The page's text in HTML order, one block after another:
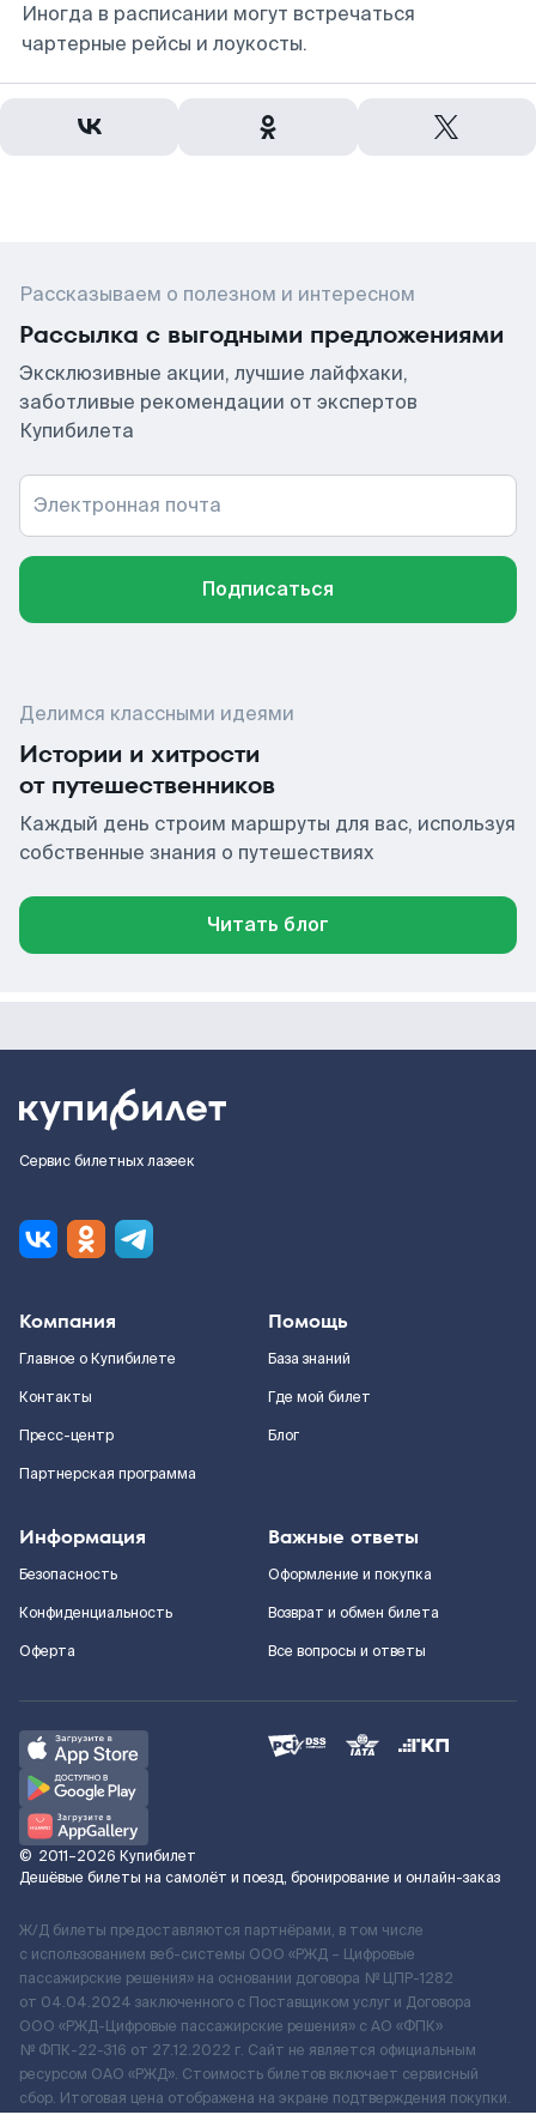
Иногда в расписании могут встречаться
чартерные рейсы и лоукосты.
Рассказываем о полезном и интересном
Рассылка с выгодными предложениями
Эксклюзивные акции, лучшие лайфхаки,
заботливые рекомендации от экспертов
Купибилета
Электронная почта
Подписаться
Делимся классными идеями
Истории и хитрости
от путешественников
Каждый день строим маршруты для вас, используя
собственные знания о путешествиях
Читать блог
Сервис билетных лазеек
Компания
Главное о Купибилете
Контакты
Пресс-центр
Партнерская программа
Помощь
База знаний
Где мой билет
Блог
Информация
Безопасность
Конфиденциальность
Оферта
Важные ответы
Оформление и покупка
Возврат и обмен билета
Все вопросы и ответы
© 2011–2026 Купибилет
Дешёвые билеты на самолёт и поезд, бронирование и онлайн-заказ
Ж/Д билеты предоставляются партнёрами, в том числе
с использованием веб-системы ООО «РЖД – Цифровые
пассажирские решения» на основании договора № ЦПР-1282
от 04.04.2024 заключенного с Поставщиком услуг и Договора
ООО «РЖД-Цифровые пассажирские решения» c АО «ФПК»
№ ФПК-22-316 от 27.12.2022 г. Сайт не является официальным
ресурсом ОАО «РЖД». Стоимость билетов включает сервисный
сбор. Итоговая цена отображена на экране подтверждения покупки.